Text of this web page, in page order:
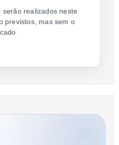
serão realizados neste
previstos, mas sem o